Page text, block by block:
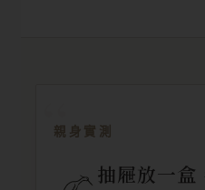
親身實測
抽屜放一盒